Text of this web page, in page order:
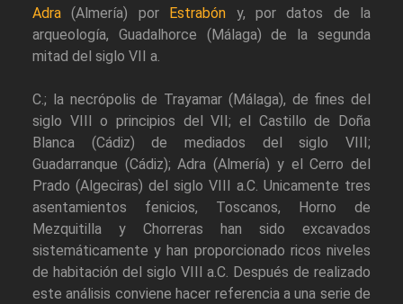
Adra (Almería) por Estrabón y, por datos de la
arqueología, Guadalhorce (Málaga) de la segunda
mitad del siglo VII a.
C.; la necrópolis de Trayamar (Málaga), de fines del
siglo VIII o principios del VII; el Castillo de Doña
Blanca (Cádiz) de mediados del siglo VIII;
Guadarranque (Cádiz); Adra (Almería) y el Cerro del
Prado (Algeciras) del siglo VIII a.C. Unicamente tres
asentamientos fenicios, Toscanos, Horno de
Mezquitilla y Chorreras han sido excavados
sistemáticamente y han proporcionado ricos niveles
de habitación del siglo VIII a.C. Después de realizado
este análisis conviene hacer referencia a una serie de